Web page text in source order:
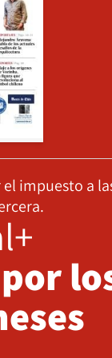
impuesto a